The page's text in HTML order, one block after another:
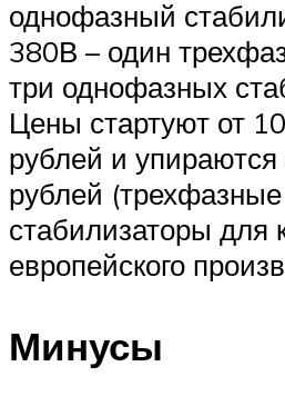
однофазный
380В – один
три однофазных
Цены стартуют от
рублей и
рублей (трехфазные
стабилизаторы для
европейского
Минусы